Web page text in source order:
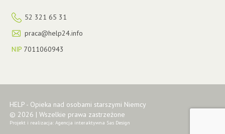
52 321 65 31
praca@help24.info
NIP 7011060943
HELP - Opieka nad osobami starszymi Niemcy
© 2026 | Wszelkie prawa zastrzeżone
Projekt i realizacja:Agencja interaktywna Sas Design